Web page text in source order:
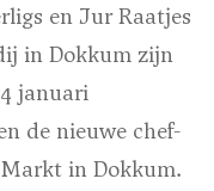
en Jur Raatjes
in Dokkum zijn
januari
de nieuwe chef-
in Dokkum.